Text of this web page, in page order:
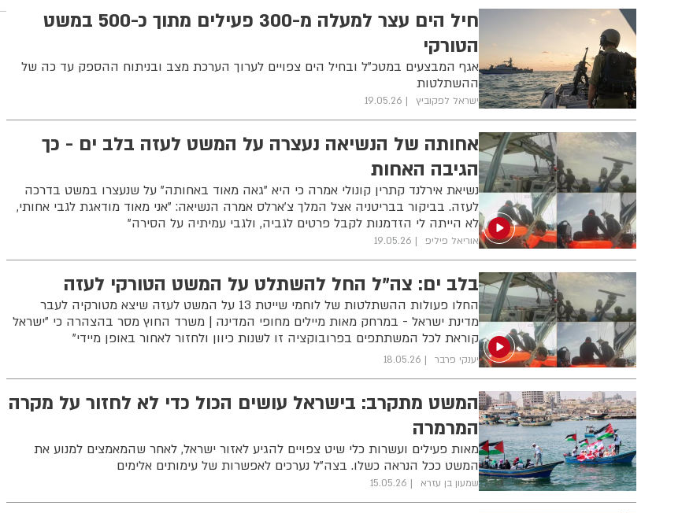
חיל הים עצר למעלה מ-300 פעילים מתוך כ-500 במשט
הטורקי
אגף המבצעים במטכ"ל ובחיל הים צפויים לערוך הערכת מצב ובניתוח ההספק עד כה של
ההשתלטות
ישראל לפקוביץ 19.05.26
אחותה של הנשיאה נעצרה על המשט לעזה בלב ים - כך
הגיבה האחות
נשיאת אירלנד קתרין קונולי אמרה כי היא "גאה מאוד באחותה" על שנעצרו במשט בדרכה
לעזה. בביקור בבריטניה אצל המלך צ'ארלס אמרה הנשיאה: "אני מאוד מודאגת לגבי אחותי,
לא הייתה לי הזדמנות לקבל פרטים לגביה, ולגבי עמיתיה על הסירה"
אוריאל פיליפ 19.05.26
בלב ים: צה"ל החל להשתלט על המשט הטורקי לעזה
החלו פעולות ההשתלטות של לוחמי שייטת 13 על המשט לעזה שיצא מטורקיה לעבר
מדינת ישראל - במרחק מאות מיילים מחופי המדינה | משרד החוץ מסר בהצהרה כי "ישראל
קוראת לכל המשתתפים בפרובוקציה זו לשנות כיוון ולחזור לאחור באופן מיידי"
יענקי פרבר 18.05.26
המשט מתקרב: בישראל עושים הכול כדי לא לחזור על מקרה
המרמרה
מאות פעילים ועשרות כלי שיט צפויים להגיע לאזור ישראל, לאחר שהמאמצים למנוע את
המשט ככל הנראה כשלו. בצה”ל נערכים לאפשרות של עימותים אלימים
שמעון בן עזרא 15.05.26